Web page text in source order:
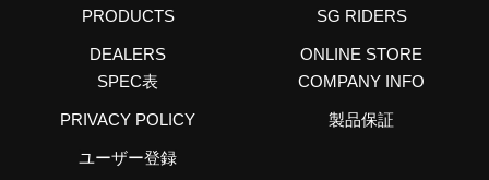
PRODUCTS SG RIDERS
DEALERS
ONLINE STORE
SPEC表
COMPANY INFO
PRIVACY POLICY 製品保証
ユーザー登録